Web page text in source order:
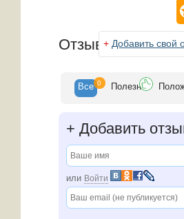
Отзывы
+ Добавить свой
Все 0 Полезн
+ Добавить
или Войти